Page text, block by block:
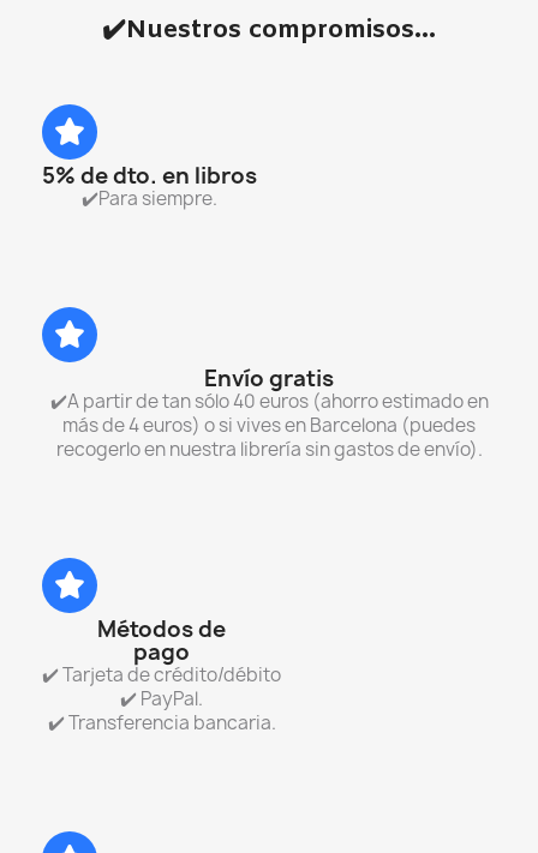
✔️Nuestros compromisos...
5% de dto. en libros
✔️Para siempre.
Envío gratis
✔️A partir de tan sólo 40 euros (ahorro estimado en
más de 4 euros) o si vives en Barcelona (puedes
recogerlo en nuestra librería sin gastos de envío).
Métodos de
pago
✔️ Tarjeta de crédito/débito
✔️ PayPal.
✔️ Transferencia bancaria.